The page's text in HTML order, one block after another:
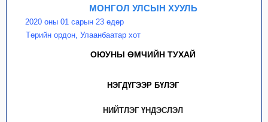
МОНГОЛ УЛСЫН ХУУЛЬ
2020 оны 01 сарын 23 өдөр
Төрийн ордон, Улаанбаатар хот
ОЮУНЫ ӨМЧИЙН ТУХАЙ
НЭГДҮГЭЭР БҮЛЭГ
НИЙТЛЭГ ҮНДЭСЛЭЛ